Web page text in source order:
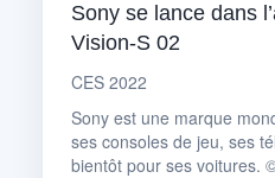
Sony se lance dans
Vision-S 02
CES 2022
Sony est une marque
ses consoles de jeu, ses
bientôt pour ses voitures.